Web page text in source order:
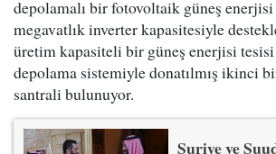
depolamalı bir fotovoltaik güneş
megavatlık inverter kapasitesiyle
üretim kapasiteli bir güneş enerjisi tesisi
depolama sistemiyle donatılmış ikinci
santrali bulunuyor.
Suriye ve